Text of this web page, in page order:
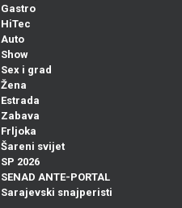
Gastro
HiTec
Auto
Show
Sex i grad
Žena
Estrada
Zabava
Frljoka
Šareni svijet
SP 2026
SENAD ANTE-PORTAL
Sarajevski snajperisti